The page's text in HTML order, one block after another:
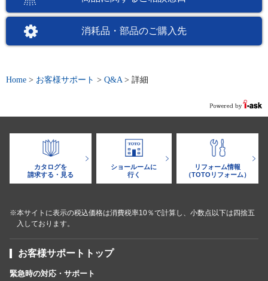
消耗品・部品のご購入先
Home > お客様サポート > Q&A > 詳細
カタログを
請求する・見る
ショールームに
行く
リフォーム情報
（TOTOリフォーム）
※本サイトに表示の税込価格は消費税率10％で計算し、小数点以下は四捨五
入しております。
お客様サポートトップ
緊急時の対応・サポート